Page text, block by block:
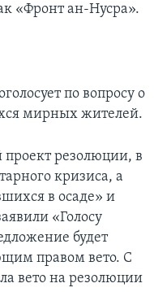
«Фронт ан-Нусра».
по вопросу о
мирных жителей.
проект резолюции, в
кризиса, а
в осаде» и
«Голосу
будет
правом вето. С
вето на резолюции